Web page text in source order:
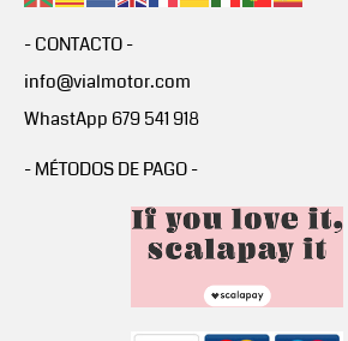
- CONTACTO -
info@vialmotor.com
WhastApp 679 541 918
- MÉTODOS DE PAGO -